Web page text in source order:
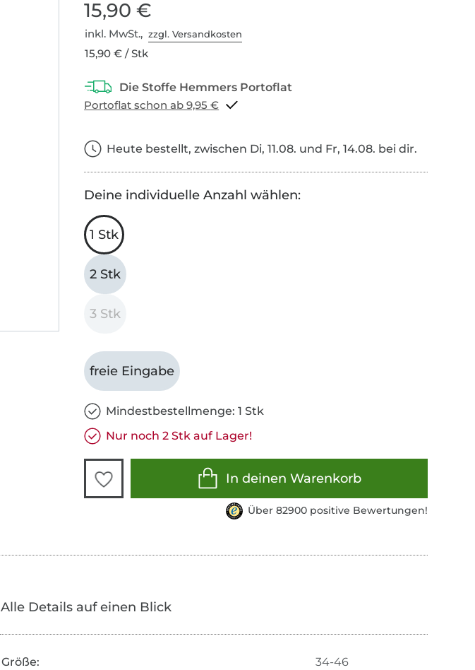
15,90 €
inkl. MwSt.,zzgl. Versandkosten
15,90 € / Stk
Portoflat schon ab 9,95 €
Heute bestellt, zwischen Di, 11.08. und Fr, 14.08. bei dir.
Deine individuelle Anzahl wählen:
1 Stk
2 Stk
3 Stk
freie Eingabe
Mindestbestellmenge: 1 Stk
Nur noch 2 Stk auf Lager!
In deinen Warenkorb
Über 82900 positive Bewertungen!
Alle Details auf einen Blick
Größe:
34-46